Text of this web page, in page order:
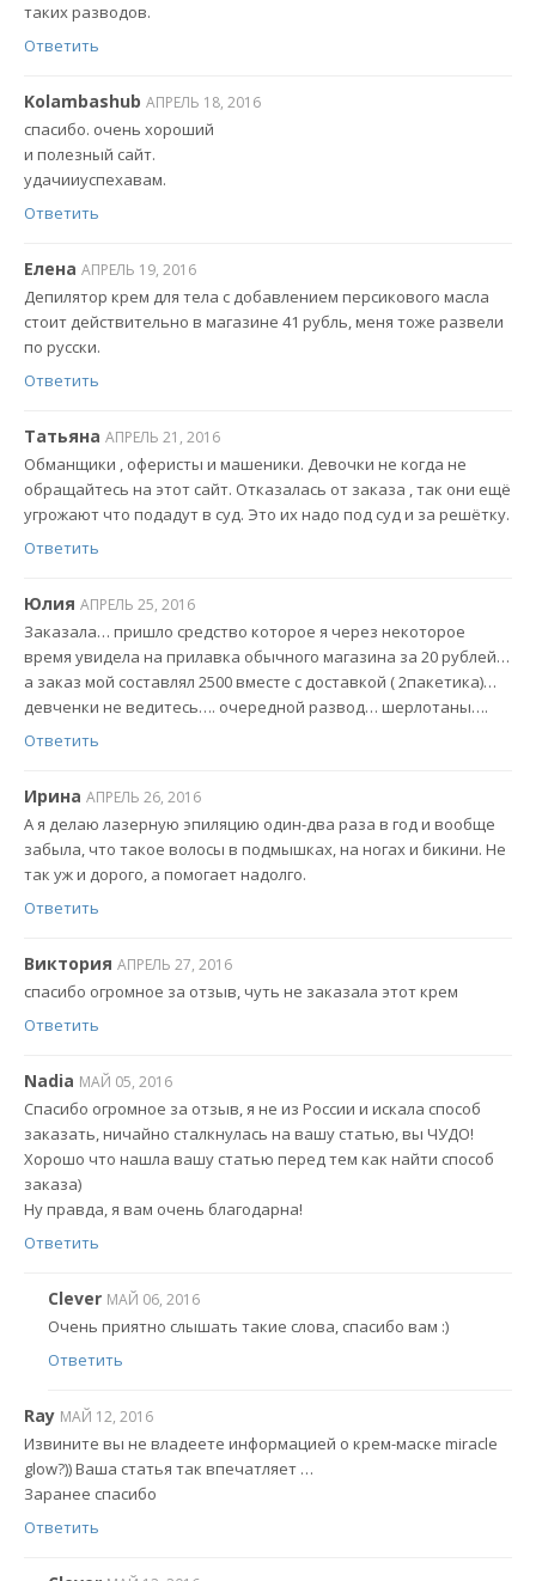
таких разводов.
Ответить
Kolambashub АПРЕЛЬ 18, 2016
спасибо. очень хороший
и полезный сайт.
удачииуспехавам.
Ответить
Елена АПРЕЛЬ 19, 2016
Депилятор крем для тела с добавлением персикового масла
стоит действительно в магазине 41 рубль, меня тоже развели
по русски.
Ответить
Татьяна АПРЕЛЬ 21, 2016
Обманщики , оферисты и машеники. Девочки не когда не
обращайтесь на этот сайт. Отказалась от заказа , так они ещё
угрожают что подадут в суд. Это их надо под суд и за решётку.
Ответить
Юлия АПРЕЛЬ 25, 2016
Заказала… пришло средство которое я через некоторое
время увидела на прилавка обычного магазина за 20 рублей…
а заказ мой составлял 2500 вместе с доставкой ( 2пакетика)…
девченки не ведитесь…. очередной развод… шерлотаны….
Ответить
Ирина АПРЕЛЬ 26, 2016
А я делаю лазерную эпиляцию один-два раза в год и вообще
забыла, что такое волосы в подмышках, на ногах и бикини. Не
так уж и дорого, а помогает надолго.
Ответить
Виктория АПРЕЛЬ 27, 2016
спасибо огромное за отзыв, чуть не заказала этот крем
Ответить
Nadia МАЙ 05, 2016
Спасибо огромное за отзыв, я не из России и искала способ
заказать, ничайно сталкнулась на вашу статью, вы ЧУДО!
Хорошо что нашла вашу статью перед тем как найти способ
заказа)
Ну правда, я вам очень благодарна!
Ответить
Clever МАЙ 06, 2016
Очень приятно слышать такие слова, спасибо вам :)
Ответить
Ray МАЙ 12, 2016
Извините вы не владеете информацией о крем-маске miracle
glow?)) Ваша статья так впечатляет …
Заранее спасибо
Ответить